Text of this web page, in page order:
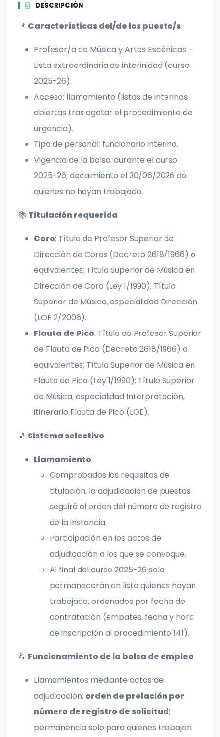
DESCRIPCIÓN
📌 Características del/de los puesto/s
Profesor/a de Música y Artes Escénicas –
Lista extraordinaria de interinidad (curso
2025-26).
Acceso: llamamiento (listas de interinos
abiertas tras agotar el procedimiento de
urgencia).
Tipo de personal: funcionario interino.
Vigencia de la bolsa: durante el curso
2025-26; decaimiento el 30/06/2026 de
quienes no hayan trabajado.
📚 Titulación requerida
Coro: Título de Profesor Superior de
Dirección de Coros (Decreto 2618/1966) o
equivalentes; Título Superior de Música en
Dirección de Coro (Ley 1/1990); Título
Superior de Música, especialidad Dirección
(LOE 2/2006).
Flauta de Pico: Título de Profesor Superior
de Flauta de Pico (Decreto 2618/1966) o
equivalentes; Título Superior de Música en
Flauta de Pico (Ley 1/1990); Título Superior
de Música, especialidad Interpretación,
itinerario Flauta de Pico (LOE).
🎵 Sistema selectivo
Llamamiento:
Comprobados los requisitos de
titulación, la adjudicación de puestos
seguirá el orden del número de registro
de la instancia.
Participación en los actos de
adjudicación a los que se convoque.
Al final del curso 2025-26 solo
permanecerán en lista quienes hayan
trabajado, ordenados por fecha de
contratación (empates: fecha y hora
de inscripción al procedimiento 141).
📂 Funcionamiento de la bolsa de empleo
Llamamientos mediante actos de
adjudicación; orden de prelación por
número de registro de solicitud;
permanencia solo para quienes trabajen